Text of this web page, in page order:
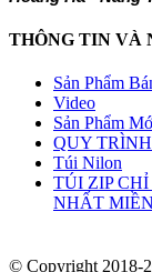
THÔNG TIN VÀ
Sản Phẩm
Video
Sản Phẩm
QUY
Túi Nilon
TÚI ZIP
NHẤT
© Copyright